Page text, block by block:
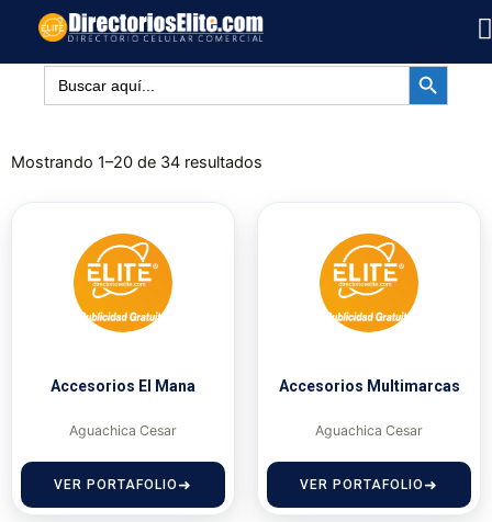
contenido
Buscar: BOTÓN DE
Mostrando 1–20 de 34 resultados
Accesorios El Mana
Aguachica Cesar
VER PORTAFOLIO
Accesorios Multimarcas
Aguachica Cesar
VER PORTAFOLIO